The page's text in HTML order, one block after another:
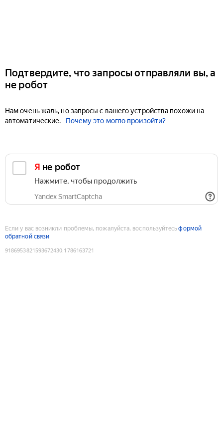
Подтвердите, что запросы отправляли вы, а
не робот
Нам очень жаль, но запросы с вашего устройства похожи на
автоматические.
Почему это могло произойти?
Я не робот
Нажмите, чтобы продолжить
Yandex SmartCaptcha
Если у вас возникли проблемы, пожалуйста, воспользуйтесьформой
обратной связи
9186953821593672430:1786163721